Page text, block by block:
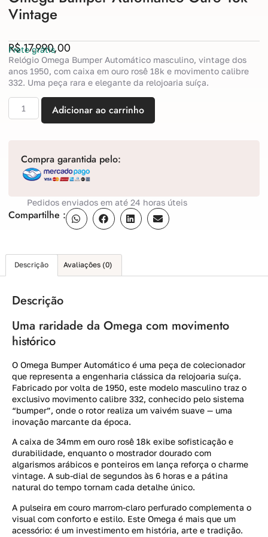
Vintage
R$17.990,00
Frete grátis
Relógio Omega Bumper Automático masculino, vintage dos
anos 1950, com caixa em ouro rosê 18k e movimento calibre
332. Uma peça rara e elegante da relojoaria suíça.
Adicionar ao carrinho
Compra garantida pelo:
Pedidos enviados em até 24 horas úteis
Compartilhe :
Descrição Avaliações (0)
Descrição
Uma raridade da Omega com movimento
histórico
O Omega Bumper Automático é uma peça de colecionador
que representa a engenharia clássica da relojoaria suíça.
Fabricado por volta de 1950, este modelo masculino traz o
exclusivo movimento calibre 332, conhecido pelo sistema
“bumper”, onde o rotor realiza um vaivém suave — uma
inovação marcante da época.
A caixa de 34mm em ouro rosê 18k exibe sofisticação e
durabilidade, enquanto o mostrador dourado com
algarismos arábicos e ponteiros em lança reforça o charme
vintage. A sub-dial de segundos às 6 horas e a pátina
natural do tempo tornam cada detalhe único.
A pulseira em couro marrom-claro perfurado complementa o
visual com conforto e estilo. Este Omega é mais que um
acessório: é um investimento em história, arte e tradição.